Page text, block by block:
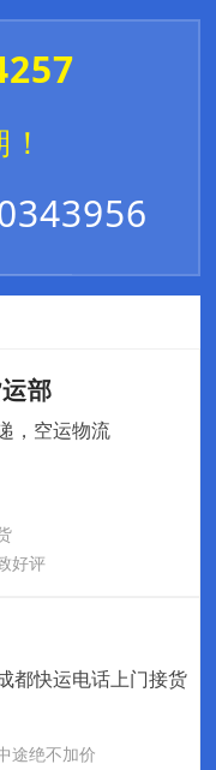
部
，空运物流
好评
都快运电话上门接货
途绝不加价